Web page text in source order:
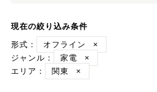
現在の絞り込み条件
形式：
オフライン
×
ジャンル：
家電
×
エリア：
関東 ×